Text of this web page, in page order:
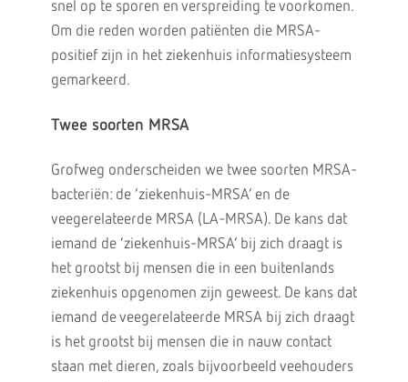
snel op te sporen en verspreiding te voorkomen.
Om die reden worden patiënten die MRSA-
positief zijn in het ziekenhuis informatiesysteem
gemarkeerd.
Twee soorten MRSA
Grofweg onderscheiden we twee soorten MRSA-
bacteriën: de ‘ziekenhuis-MRSA’ en de
veegerelateerde MRSA (LA-MRSA). De kans dat
iemand de ‘ziekenhuis-MRSA’ bij zich draagt is
het grootst bij mensen die in een buitenlands
ziekenhuis opgenomen zijn geweest. De kans dat
iemand de veegerelateerde MRSA bij zich draagt
is het grootst bij mensen die in nauw contact
staan met dieren, zoals bijvoorbeeld veehouders